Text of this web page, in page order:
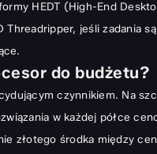
HEDT (High-End
Threadripper, jeśli zadania są
do budżetu?
czynnikiem. Na
w każdej półce
złotego środka między